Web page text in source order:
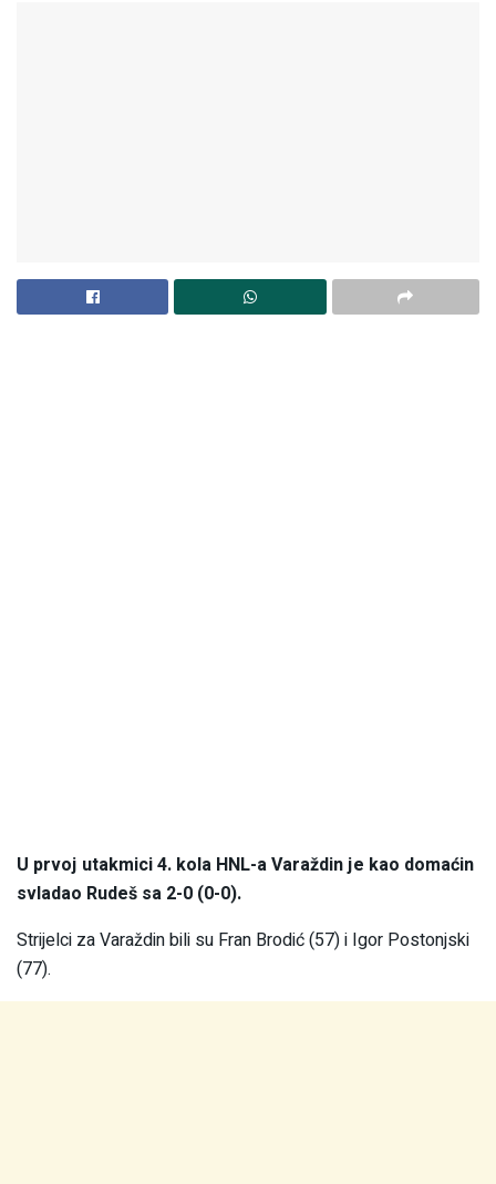
U prvoj utakmici 4. kola HNL-a Varaždin je kao domaćin
svladao Rudeš sa 2-0 (0-0).
Strijelci za Varaždin bili su Fran Brodić (57) i Igor Postonjski
(77).